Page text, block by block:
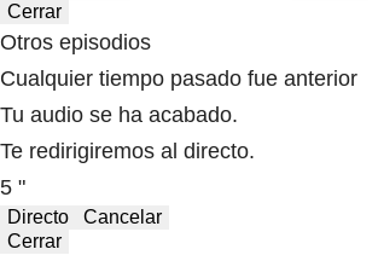
Cerrar
Otros episodios
Cualquier tiempo pasado fue anterior
Tu audio se ha acabado.
Te redirigiremos al directo.
5 "
Directo
Cancelar
Cerrar